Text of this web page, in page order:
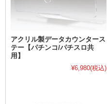
アクリル製データカウンタース
テー【パチンコ/パチスロ共
用】
¥6,980(税込)